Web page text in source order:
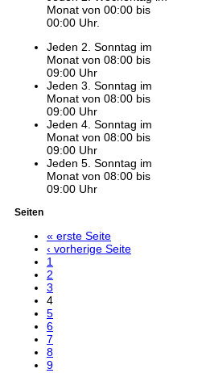
Monat von 00:00 bis
00:00 Uhr.
Jeden 2. Sonntag im
Monat von 08:00 bis
09:00 Uhr
Jeden 3. Sonntag im
Monat von 08:00 bis
09:00 Uhr
Jeden 4. Sonntag im
Monat von 08:00 bis
09:00 Uhr
Jeden 5. Sonntag im
Monat von 08:00 bis
09:00 Uhr
Seiten
« erste Seite
‹ vorherige Seite
1
2
3
4
5
6
7
8
9